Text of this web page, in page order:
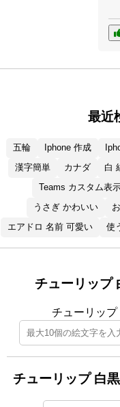
最近
五輪 Iphone 作成
漢字簡単
カナダ
Teams カスタム表
うさぎ かわいい
エアドロ 名前 可愛い
使
チュ